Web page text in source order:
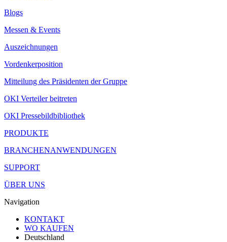
Blogs
Messen & Events
Auszeichnungen
Vordenkerposition
Mitteilung des Präsidenten der Gruppe
OKI Verteiler beitreten
OKI Pressebildbibliothek
PRODUKTE
BRANCHENANWENDUNGEN
SUPPORT
ÜBER UNS
Navigation
KONTAKT
WO KAUFEN
Deutschland